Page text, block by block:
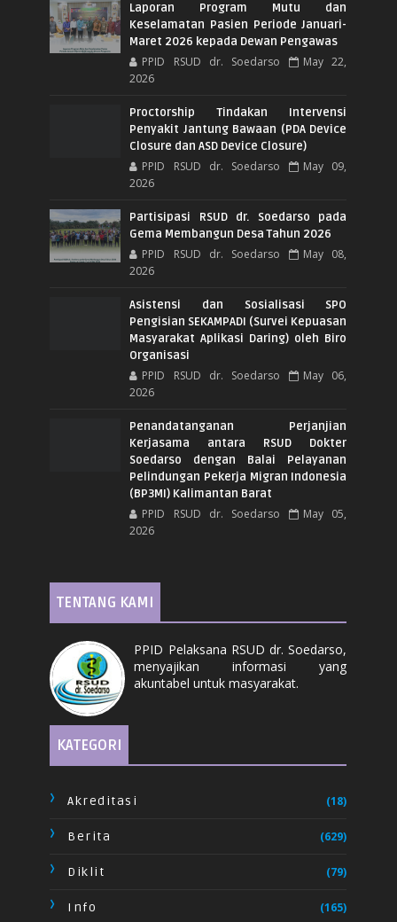
Laporan Program Mutu dan
Keselamatan Pasien Periode Januari-
Maret 2026 kepada Dewan Pengawas
PPID RSUD dr. Soedarso
May 22,
2026
Proctorship Tindakan Intervensi
Penyakit Jantung Bawaan (PDA Device
Closure dan ASD Device Closure)
PPID RSUD dr. Soedarso
May 09,
2026
Partisipasi RSUD dr. Soedarso pada
Gema Membangun Desa Tahun 2026
PPID RSUD dr. Soedarso
May 08,
2026
Asistensi dan Sosialisasi SPO
Pengisian SEKAMPADI (Survei Kepuasan
Masyarakat Aplikasi Daring) oleh Biro
Organisasi
PPID RSUD dr. Soedarso
May 06,
2026
Penandatanganan Perjanjian
Kerjasama antara RSUD Dokter
Soedarso dengan Balai Pelayanan
Pelindungan Pekerja Migran Indonesia
(BP3MI) Kalimantan Barat
PPID RSUD dr. Soedarso
May 05,
2026
TENTANG KAMI
PPID Pelaksana RSUD dr. Soedarso,
menyajikan informasi yang
akuntabel untuk masyarakat.
KATEGORI
Akreditasi (18)
Berita (629)
Diklit (79)
Info (165)